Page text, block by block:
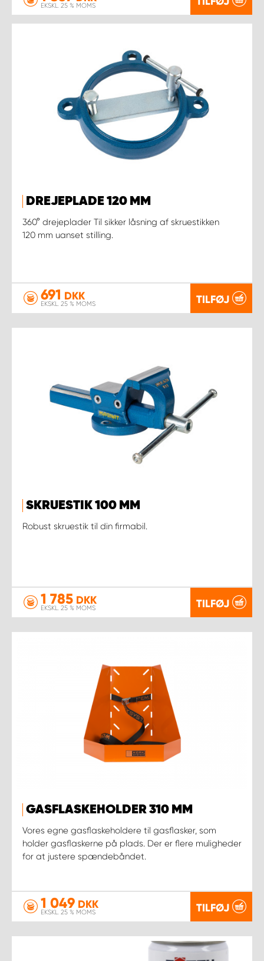
EKSKL. 25 % MOMS
DREJEPLADE 120 MM
360° drejeplader Til sikker låsning af skruestikken
120 mm uanset stilling.
691 DKK
EKSKL. 25 % MOMS TILFØJ
SKRUESTIK 100 MM
Robust skruestik til din firmabil.
1 785 DKK
EKSKL. 25 % MOMS TILFØJ
GASFLASKEHOLDER 310 MM
Vores egne gasflaskeholdere til gasflasker, som
holder gasflaskerne på plads. Der er flere muligheder
for at justere spændebåndet.
1 049 DKK
EKSKL. 25 % MOMS TILFØJ